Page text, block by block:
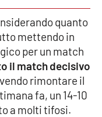
quanto
mettendo in
per un match
il match decisivo
rimontare il
fa, un 14-10
a molti tifosi.